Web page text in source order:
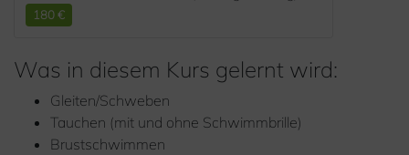
180 €
Was in diesem Kurs gelernt wird:
Gleiten/Schweben
Tauchen (mit und ohne Schwimmbrille)
Brustschwimmen